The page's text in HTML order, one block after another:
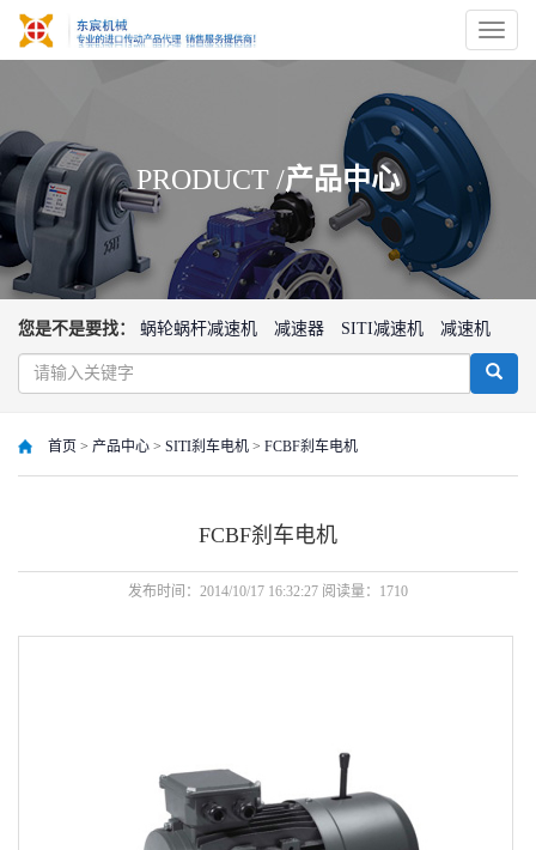
切
换
PRODUCT /产品中心
您是不是要找： 蜗轮蜗杆减速机 减速器 SITI减速机 减速机
首页 > 产品中心 > SITI刹车电机 > FCBF刹车电机
FCBF刹车电机
发布时间：2014/10/17 16:32:27 阅读量：1710